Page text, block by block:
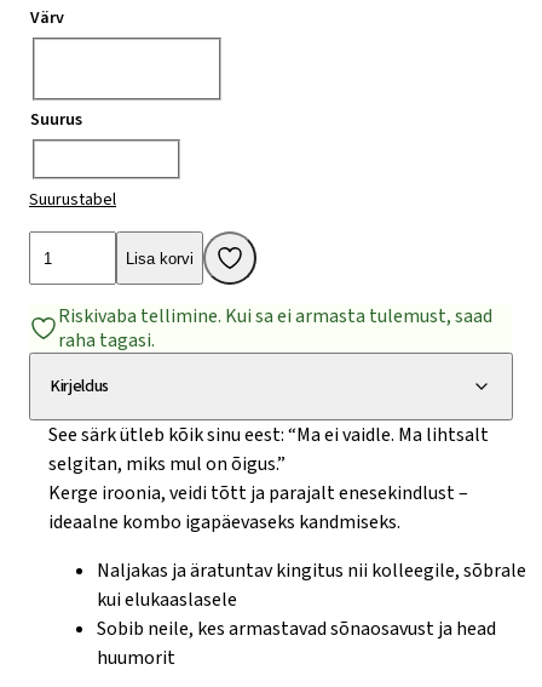
Värv
Suurus
Suurustabel
Unisex
T-
särk
“Mina
vaidle
kunagi”
kogus
Lisa korvi
Riskivaba tellimine. Kui sa ei armasta tulemust, saad
raha tagasi.
Kirjeldus
See särk ütleb kõik sinu eest: “Ma ei vaidle. Ma lihtsalt
selgitan, miks mul on õigus.”
Kerge iroonia, veidi tõtt ja parajalt enesekindlust –
ideaalne kombo igapäevaseks kandmiseks.
Naljakas ja äratuntav kingitus nii kolleegile, sõbrale
kui elukaaslasele
Sobib neile, kes armastavad sõnaosavust ja head
huumorit